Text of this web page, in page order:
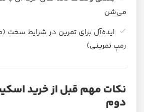
می‌شن
ایده‌آل برای تمرین در شرایط
رمپ تمرینی)
نکات مهم قبل از خرید
دوم